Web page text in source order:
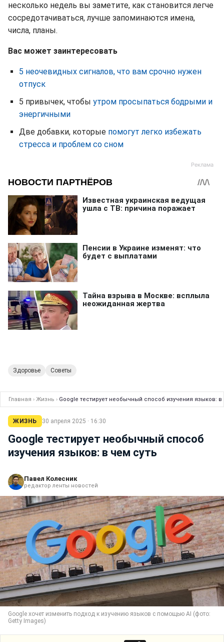
несколько недель вы заметите, как становится легче
сосредотачиваться, лучше запоминаются имена,
числа, планы.
Вас может заинтересовать
5 неочевидных сигналов, что вам срочно нужен
отпуск
5 привычек, чтобы утром просыпаться бодрыми и
энергичными
Две добавки, которые помогут легко избежать
стресса и проблем со сном
Здоровье Советы
Главная › Жизнь › Google тестирует необычный способ изучения языков: в
ЖИЗНЬ 30 апреля 2025 · 16:30
Google тестирует необычный способ
изучения языков: в чем суть
Павел Колесник
редактор ленты новостей
Google хочет изменить подход к изучению языков с помощью АІ (фото:
Getty Images)